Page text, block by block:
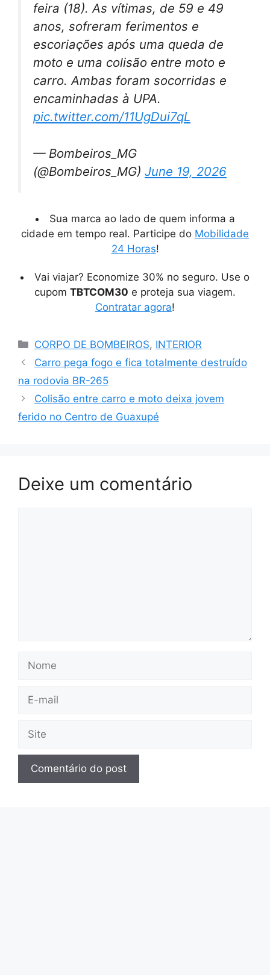
feira (18). As vítimas, de 59 e 49
anos, sofreram ferimentos e
escoriações após uma queda de
moto e uma colisão entre moto e
carro. Ambas foram socorridas e
encaminhadas à UPA.
pic.twitter.com/11UgDui7qL
— Bombeiros_MG
(@Bombeiros_MG) June 19, 2026
Sua marca ao lado de quem informa a
cidade em tempo real. Participe do Mobilidade
24 Horas!
Vai viajar? Economize 30% no seguro. Use o
cupom TBTCOM30 e proteja sua viagem.
Contratar agora!
Categorias
CORPO DE BOMBEIROS, INTERIOR
Carro pega fogo e fica totalmente destruído
na rodovia BR-265
Colisão entre carro e moto deixa jovem
ferido no Centro de Guaxupé
Deixe um comentário
mail